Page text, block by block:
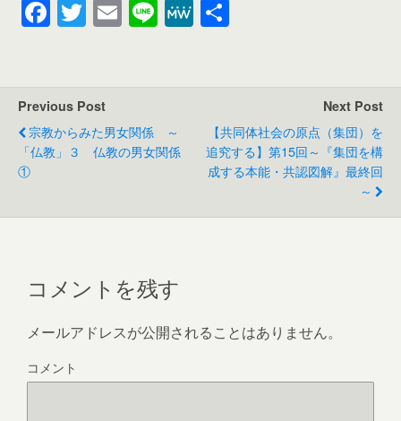
F
a
e
b
o
k
T
wi
er
E
m
Li
n
M
e
Previous Post
宗教からみた男女関係 ～
「仏教」３ 仏教の男女関係
①
Next Post
【共同体社会の原点（集団）を
追究する】第15回～『集団を構
成する本能・共認図解』最終回
～
コメントを残す
メールアドレスが公開されることはありません。
コメント